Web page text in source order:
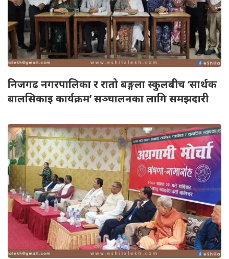
निजगढ नगरपालिका र रातो बङ्गला स्कुलबीच ‘सार्थक
बालसिकाइ कार्यक्रम’ सञ्चालनका लागि समझदारी